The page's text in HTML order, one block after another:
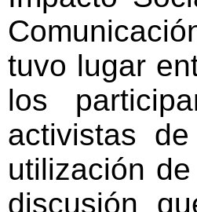
tuvo lugar
los
activistas
utilización
discusión